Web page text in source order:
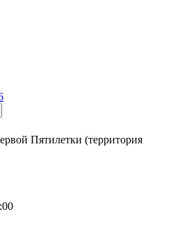
Пятилетки (территория